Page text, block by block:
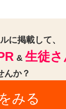
ブレイ
プダンス
ズンバ
舞踊(2)
アダンス
に掲載して、
& 生徒
んか？
みる